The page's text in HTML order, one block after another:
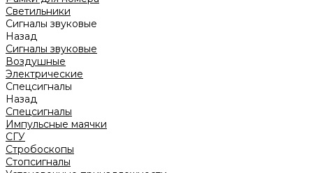
Светильники
Сигналы звуковые
Назад
Сигналы звуковые
Воздушные
Электрические
Спецсигналы
Назад
Спецсигналы
Импульсные маячки
СГУ
Стробоскопы
Стопсигналы